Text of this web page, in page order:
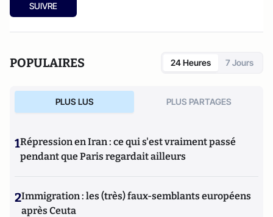
SUIVRE
POPULAIRES 24 Heures 7 Jours
PLUS LUS PLUS PARTAGES
1Répression en Iran : ce qui s'est vraiment passé
pendant que Paris regardait ailleurs
2Immigration : les (très) faux-semblants européens
après Ceuta